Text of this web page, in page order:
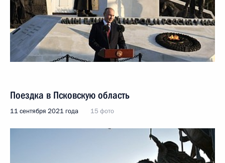
Поездка в Псковскую область
11 сентября 2021 года 15 фото